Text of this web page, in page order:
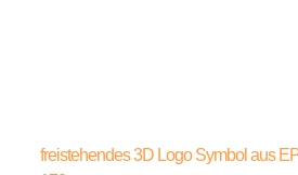
freistehendes 3D Logo Symbol aus